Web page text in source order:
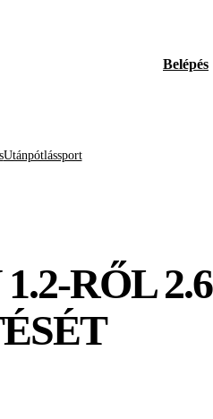
Belépés
Utánpótlássport
RŐL 2.6